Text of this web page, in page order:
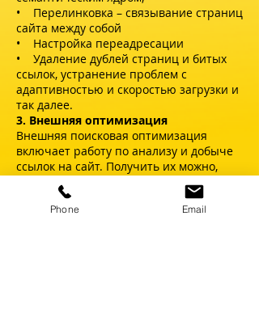
• Перелинковка – связывание страниц
сайта между собой
• Настройка переадресации
• Удаление дублей страниц и битых
ссылок, устранение проблем с
адаптивностью и скоростью загрузки и
так далее.
3. Внешняя оптимизация
Внешняя поисковая оптимизация
включает работу по анализу и добыче
ссылок на сайт. Получить их можно,
например, за счет:
• Упоминаний в СМИ
• Гостевых публикаций с прямыми
Phone Email